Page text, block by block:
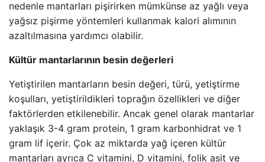
nedenle mantarları pişirirken mümkünse az yağlı veya
yağsız pişirme yöntemleri kullanmak kalori alımının
azaltılmasına yardımcı olabilir.
Kültür mantarlarının besin değerleri
Yetiştirilen mantarların besin değeri, türü, yetiştirme
koşulları, yetiştirildikleri toprağın özellikleri ve diğer
faktörlerden etkilenebilir. Ancak genel olarak mantarlar
yaklaşık 3-4 gram protein, 1 gram karbonhidrat ve 1
gram lif içerir. Çok az miktarda yağ içeren kültür
mantarları ayrıca C vitamini, D vitamini, folik asit ve